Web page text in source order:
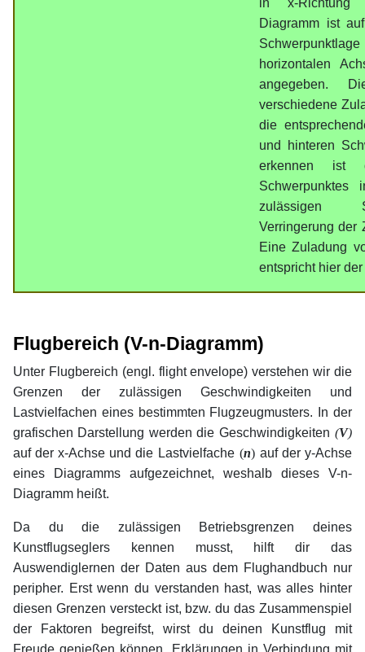
in x-Richtung
Diagramm ist
horizontalen
angegeben.
verschiedene
die
und hinteren
erkennen ist
Schwerpunktes
zulässigen
Verringerung der
Eine Zuladung
entspricht hier
Flugbereich (V-n-Diagramm)
Unter Flugbereich (engl. flight envelope) verstehen wir die
Grenzen der zulässigen Geschwindigkeiten und
Lastvielfachen eines bestimmten Flugzeugmusters. In der
grafischen Darstellung werden die Geschwindigkeiten (V)
auf der x-Achse und die Lastvielfache (n) auf der y-Achse
eines Diagramms aufgezeichnet, weshalb dieses V-n-
Diagramm heißt.
Da du die zulässigen Betriebsgrenzen deines
Kunstflugseglers kennen musst, hilft dir das
Auswendiglernen der Daten aus dem Flughandbuch nur
peripher. Erst wenn du verstanden hast, was alles hinter
diesen Grenzen versteckt ist, bzw. du das Zusammenspiel
der Faktoren begreifst, wirst du deinen Kunstflug mit
Freude genießen können. Erklärungen in Verbindung mit